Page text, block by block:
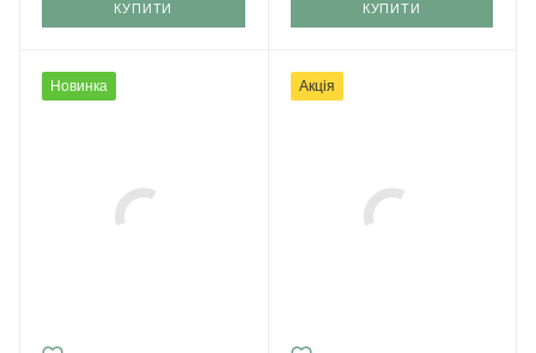
КУПИТИ КУПИТИ
Новинка Акція